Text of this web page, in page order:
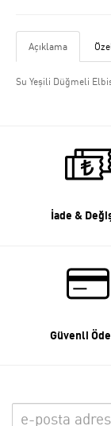
Açıklama
Su Yeşili Düğmeli
İade &
Güvenli